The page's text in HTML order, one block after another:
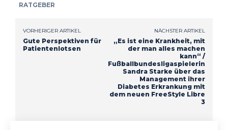
RATGEBER
VORHERIGER ARTIKEL
Gute Perspektiven für
Patientenlotsen
NÄCHSTER ARTIKEL
„Es ist eine Krankheit, mit
der man alles machen
kann“ /
Fußballbundesligaspielerin
Sandra Starke über das
Management ihrer
Diabetes Erkrankung mit
dem neuen FreeStyle Libre
3